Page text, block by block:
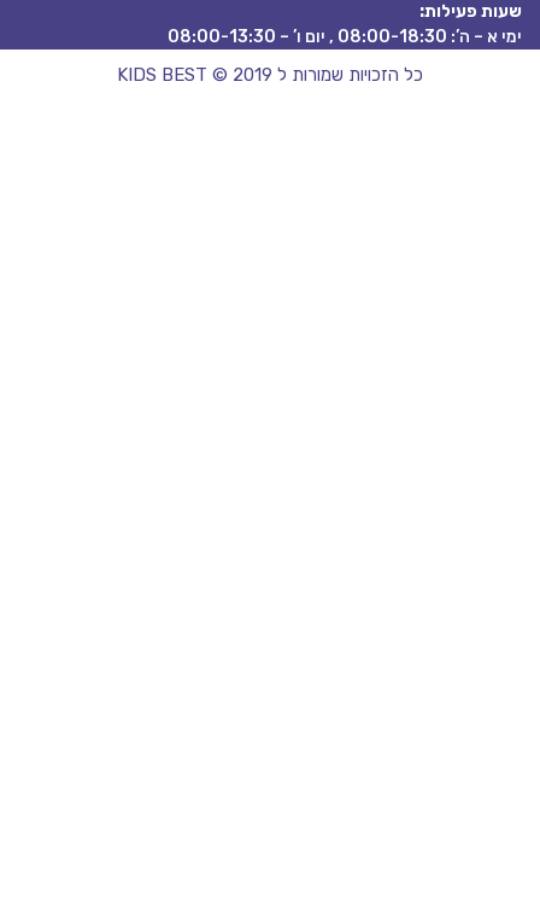
פעילות:
, יום ו’ – 08:00-13:30
כל הזכויות שמורות ל KIDS BEST © 2019